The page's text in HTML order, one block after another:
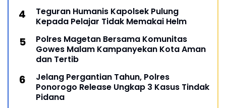
Teguran Humanis Kapolsek Pulung
Kepada Pelajar Tidak Memakai Helm
Polres Magetan Bersama Komunitas
Gowes Malam Kampanyekan Kota Aman
dan Tertib
Jelang Pergantian Tahun, Polres
Ponorogo Release Ungkap 3 Kasus Tindak
Pidana